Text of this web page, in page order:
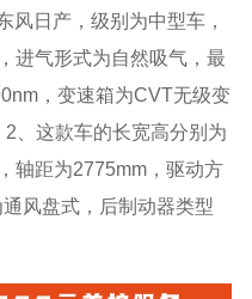
风日产，级别为中型车，
进气形式为自然吸气，最
，变速箱为CVT无级变
、这款车的长宽高分别为
轴距为2775mm，驱动方
风盘式，后制动器类型